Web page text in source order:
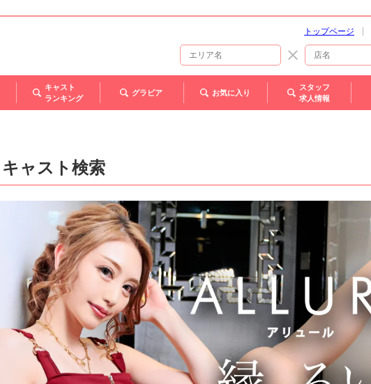
トップページ
キャスト
ランキング
グラビア お気に入り
スタッフ
求人情報
キャスト検索